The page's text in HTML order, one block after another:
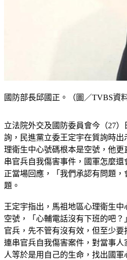
國防部長邱國正。（圖／TVBS資
立法院外交及國防委員會今（27
詢，民進黨立委王定宇在質詢時
理衛生中心號碼根本是空號，他
串官兵自我傷害事件，國軍怎麼還
正當場回應，「我們承認有問題
題。
王定宇指出，馬祖地區心理衛生
空號，「心輔電話沒有下班的吧
官兵，先不管有沒有效，但至少
連串官兵自我傷害案件，對當事
人等於是用自己的生命，找出國